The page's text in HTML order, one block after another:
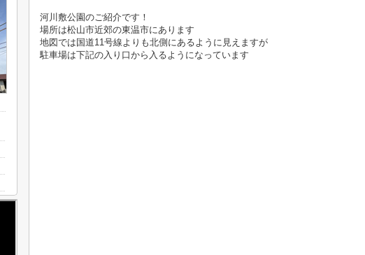
河川敷公園のご紹介です！
場所は松山市近郊の東温市にあります
地図では国道11号線よりも北側にあるように見えますが
駐車場は下記の入り口から入るようになっています